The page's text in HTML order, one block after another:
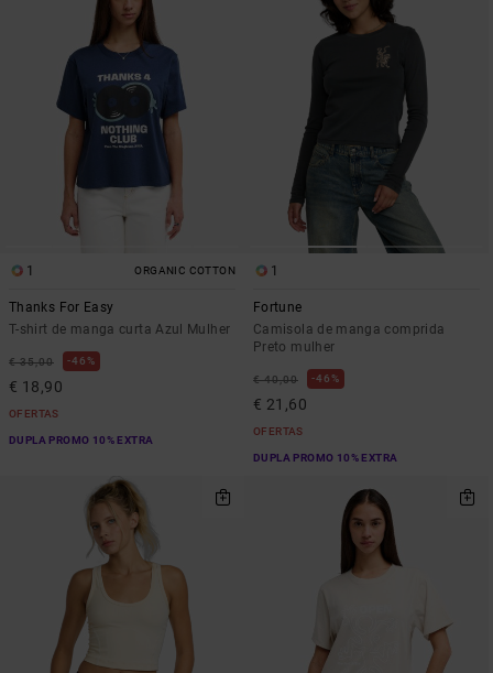
1 ORGANIC COTTON
Thanks For Easy
T-shirt de manga curta Azul Mulher
€ 35,00 46%
€ 18,90
OFERTAS
DUPLA PROMO 10% EXTRA
1
Fortune
Camisola de manga comprida
Preto mulher
€ 40,00 46%
€ 21,60
OFERTAS
DUPLA PROMO 10% EXTRA